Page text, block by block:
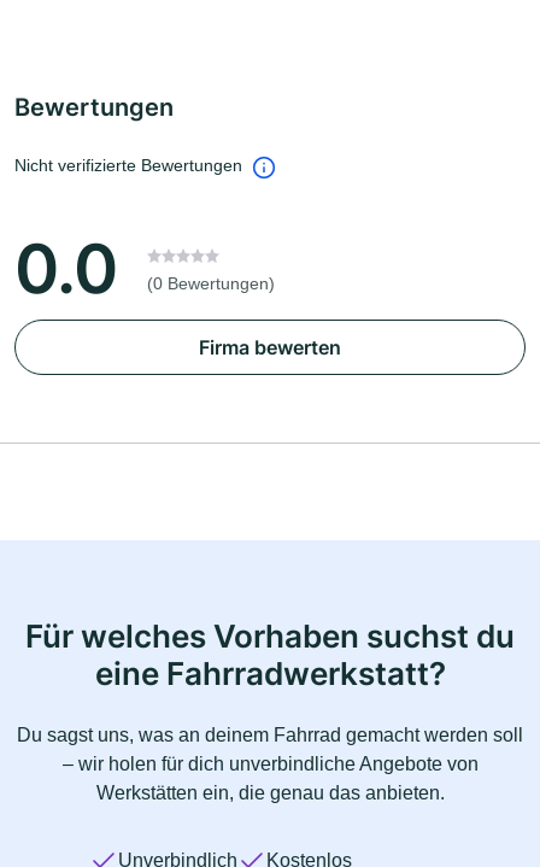
Bewertungen
Nicht verifizierte Bewertungen
0.0 (0 Bewertungen)
Firma bewerten
Für welches Vorhaben suchst du
eine Fahrradwerkstatt?
Du sagst uns, was an deinem Fahrrad gemacht werden soll
– wir holen für dich unverbindliche Angebote von
Werkstätten ein, die genau das anbieten.
Unverbindlich
Kostenlos